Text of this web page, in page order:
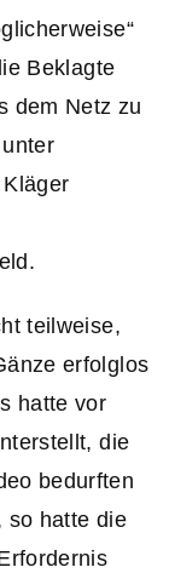
Beklagte
dem Netz zu
teilweise,
erfolglos
hatte vor
die
bedurften
so hatte die